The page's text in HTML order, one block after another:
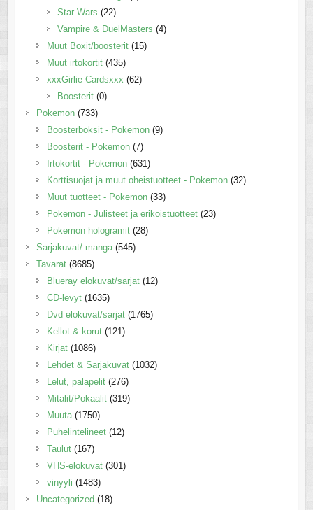
Star Wars (22)
Vampire & DuelMasters (4)
Muut Boxit/boosterit (15)
Muut irtokortit (435)
xxxGirlie Cardsxxx (62)
Boosterit (0)
Pokemon (733)
Boosterboksit - Pokemon (9)
Boosterit - Pokemon (7)
Irtokortit - Pokemon (631)
Korttisuojat ja muut oheistuotteet - Pokemon (32)
Muut tuotteet - Pokemon (33)
Pokemon - Julisteet ja erikoistuotteet (23)
Pokemon hologramit (28)
Sarjakuvat/ manga (545)
Tavarat (8685)
Blueray elokuvat/sarjat (12)
CD-levyt (1635)
Dvd elokuvat/sarjat (1765)
Kellot & korut (121)
Kirjat (1086)
Lehdet & Sarjakuvat (1032)
Lelut, palapelit (276)
Mitalit/Pokaalit (319)
Muuta (1750)
Puhelintelineet (12)
Taulut (167)
VHS-elokuvat (301)
vinyyli (1483)
Uncategorized (18)